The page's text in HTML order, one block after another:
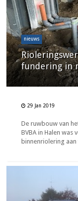
nieuws
fundering in
29 Jan 2019
De ruwbouw van
BVBA in Halen was
binnenriolering